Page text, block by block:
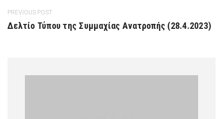
PREVIOUS POST
Δελτίο Τύπου της Συμμαχίας Ανατροπής (28.4.2023)